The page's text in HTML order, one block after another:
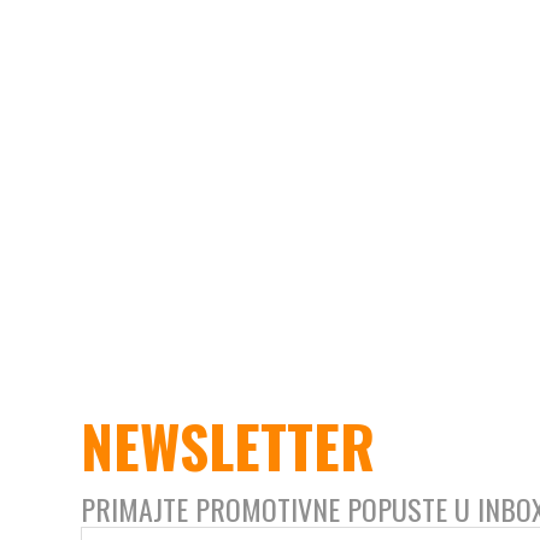
NEWSLETTER
PRIMAJTE PROMOTIVNE POPUSTE U